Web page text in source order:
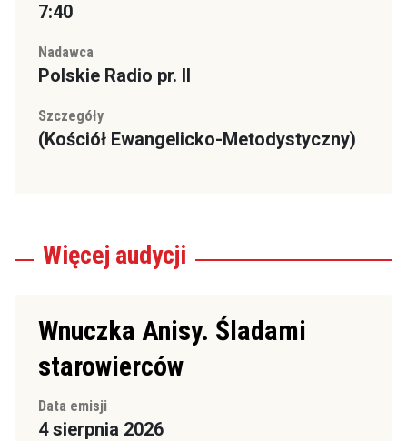
7:40
Nadawca
Polskie Radio pr. II
Szczegóły
(Kościół Ewangelicko-Metodystyczny)
Więcej audycji
Wnuczka Anisy. Śladami
starowierców
Data emisji
4 sierpnia 2026